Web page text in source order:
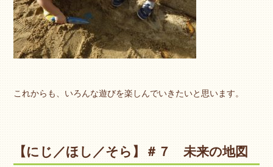
これからも、いろんな遊びを楽しんでいきたいと思います。
【にじ／ほし／そら】＃７ 未来の地図